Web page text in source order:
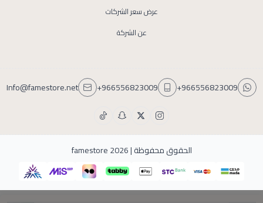
عرض سعر الشركات
عن الشركة
+966556823009
+966556823009
Info@famestore.net
الحقوق محفوظة | 2026 famestore